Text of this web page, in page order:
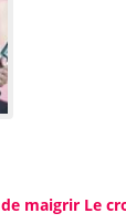
maigrir Le